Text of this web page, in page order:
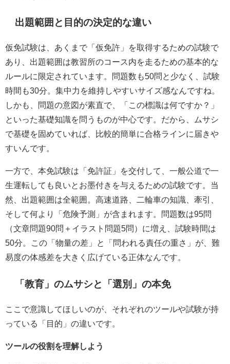
出題範囲と目的の決定的な違い
仮免試験は、あくまで「仮免許」を取得するための試験で
あり、出題範囲は教習所のコース内を走るための基本的な
ルールに限定されています。問題数も50問と少なく、試験
時間も30分。集中力を維持しやすいサイズ感なんですね。
しかも、問題の意図が素直で、「この標識は何ですか？」
といった基礎知識を問うものが中心です。だから、ムサシ
で基礎を固めていれば、比較的簡単に合格ラインに届きや
すいんです。
一方で、本免試験は「免許証」を交付して、一般公道で一
生運転しても良いとお墨付きを与えるための試験です。当
然、出題範囲は全範囲。高速道路、二輪車の知識、牽引、
そして何より「危険予測」が含まれます。問題数は95問
（文章問題90問＋イラスト問題5問）に増え、試験時間は
50分。この「物量の差」と「問われる責任の重さ」が、難
易度の体感差を大きく広げている正体なんです。
「教育」のムサシと「選別」の本免
ここで意識してほしいのが、それぞれのツールや試験が持
っている「目的」の違いです。
ツールの役割を理解しよう